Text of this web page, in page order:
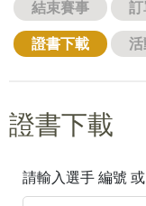
結束賽事 訂
證書下載 活
證書下載
請輸入選手 編號